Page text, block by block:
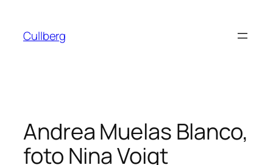
innehåll
Cullberg
Andrea Muelas Blanco,
foto Nina Voigt